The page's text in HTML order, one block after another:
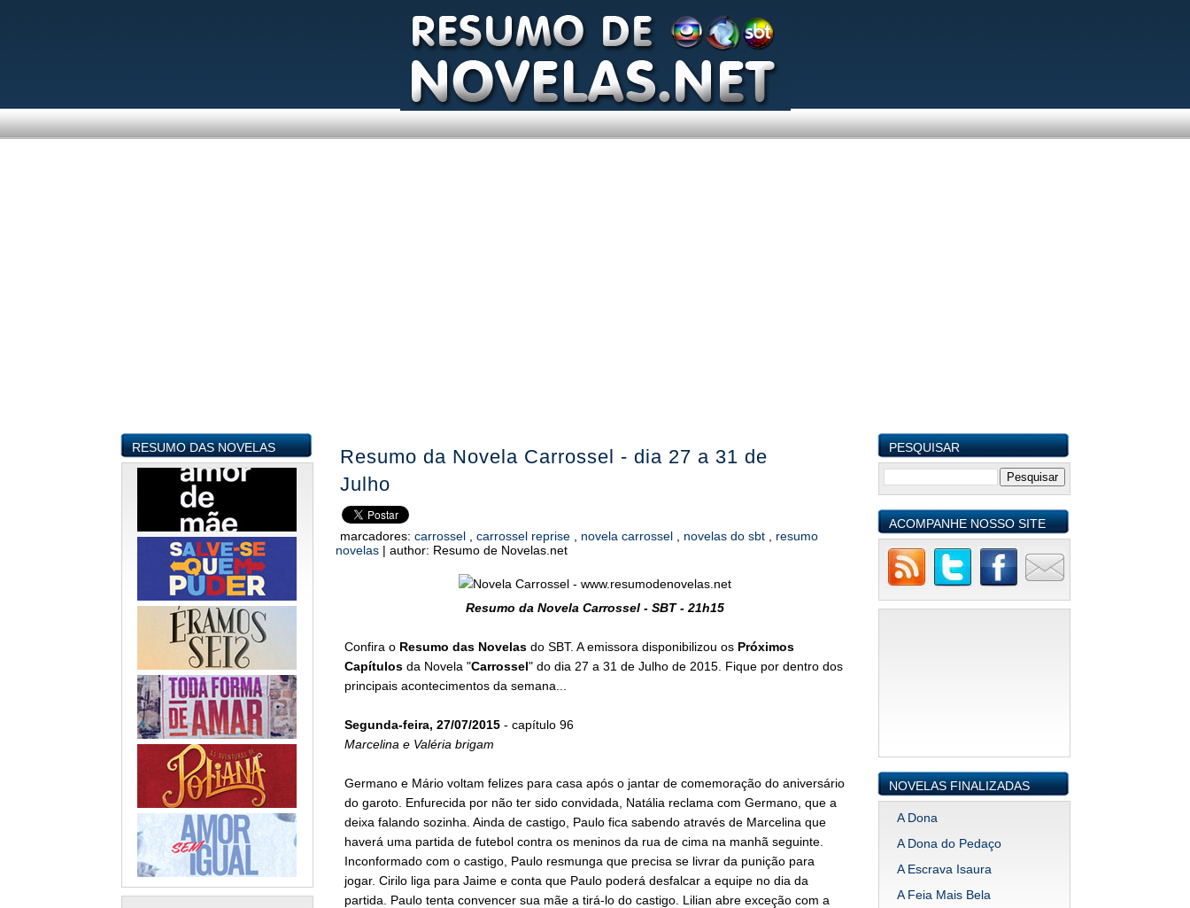
RESUMO DAS NOVELAS
Resumo da Novela Carrossel - dia 27 a 31 de
Julho
marcadores: carrossel carrossel reprise novela carrossel novelas do sbt
resumo
novelas | author: Resumo de Novelas.net
Resumo da Novela Carrossel - SBT - 21h15
Confira o Resumo das Novelasdo SBT. A emissora disponibilizou os Próximos
Capítulosda Novela "Carrossel" do dia 27 a 31 de Julho de 2015. Fique por dentro dos
principais acontecimentos da semana...
Segunda-feira, 27/07/2015- capítulo 96
Marcelina e Valéria brigam
Germano e Mário voltam felizes para casa após o jantar de comemoração do aniversário
do garoto. Enfurecida por não ter sido convidada, Natália reclama com Germano, que a
deixa falando sozinha. Ainda de castigo, Paulo fica sabendo através de Marcelina que
haverá uma partida de futebol contra os meninos da rua de cima na manhã seguinte.
Inconformado com o castigo, Paulo resmunga que precisa se livrar da punição para
jogar. Cirilo liga para Jaime e conta que Paulo poderá desfalcar a equipe no dia da
partida. Paulo tenta convencer sua mãe a tirá-lo do castigo. Lilian abre exceção com a
PESQUISAR
ACOMPANHE NOSSO SITE
NOVELAS FINALIZADAS
A Dona
A Dona do Pedaço
A Escrava Isaura
A Feia Mais Bela